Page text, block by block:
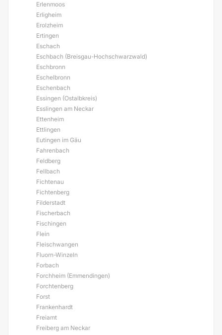
Erlenmoos
Erligheim
Erolzheim
Ertingen
Eschach
Eschbach (Breisgau-Hochschwarzwald)
Eschbronn
Eschelbronn
Eschenbach
Essingen (Ostalbkreis)
Esslingen am Neckar
Ettenheim
Ettlingen
Eutingen im Gäu
Fahrenbach
Feldberg
Fellbach
Fichtenau
Fichtenberg
Filderstadt
Fischerbach
Fischingen
Flein
Fleischwangen
Fluorn-Winzeln
Forbach
Forchheim (Emmendingen)
Forchtenberg
Forst
Frankenhardt
Freiamt
Freiberg am Neckar